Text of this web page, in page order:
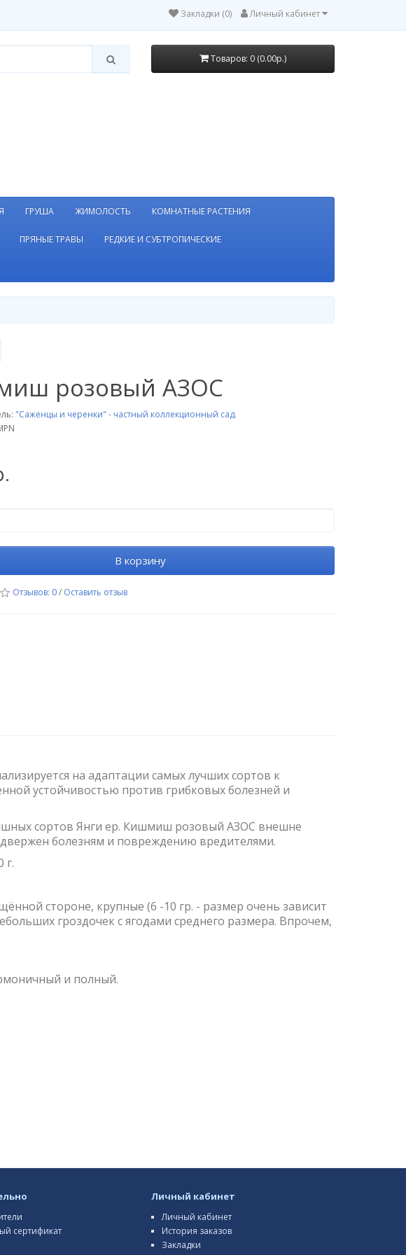
Закладки (0) Личный кабинет
Товаров: 0 (0.00р.)
ГРУША ЖИМОЛОСТЬ КОМНАТНЫЕ РАСТЕНИЯ
ПРЯНЫЕ ТРАВЫ РЕДКИЕ И СУБТРОПИЧЕСКИЕ
розовый АЗОС
"Саженцы и черенки" - частный коллекционный сад.
В корзину
Отзывов: 0/ Оставить отзыв
на адаптации самых лучших сортов к
устойчивостью против грибковых болезней и
сортов Янги ер. Кишмиш розовый АЗОС внешне
болезням и повреждению вредителями.
г.
стороне, крупные (6 -10 гр. - размер очень зависит
гроздочек с ягодами среднего размера. Впрочем,
и полный.
сертификат
Личный кабинет
Личный кабинет
История заказов
Закладки